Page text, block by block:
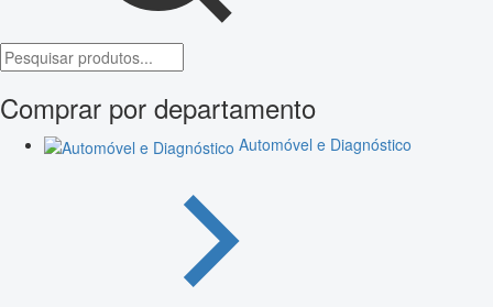
Comprar por departamento
Automóvel e Diagnóstico